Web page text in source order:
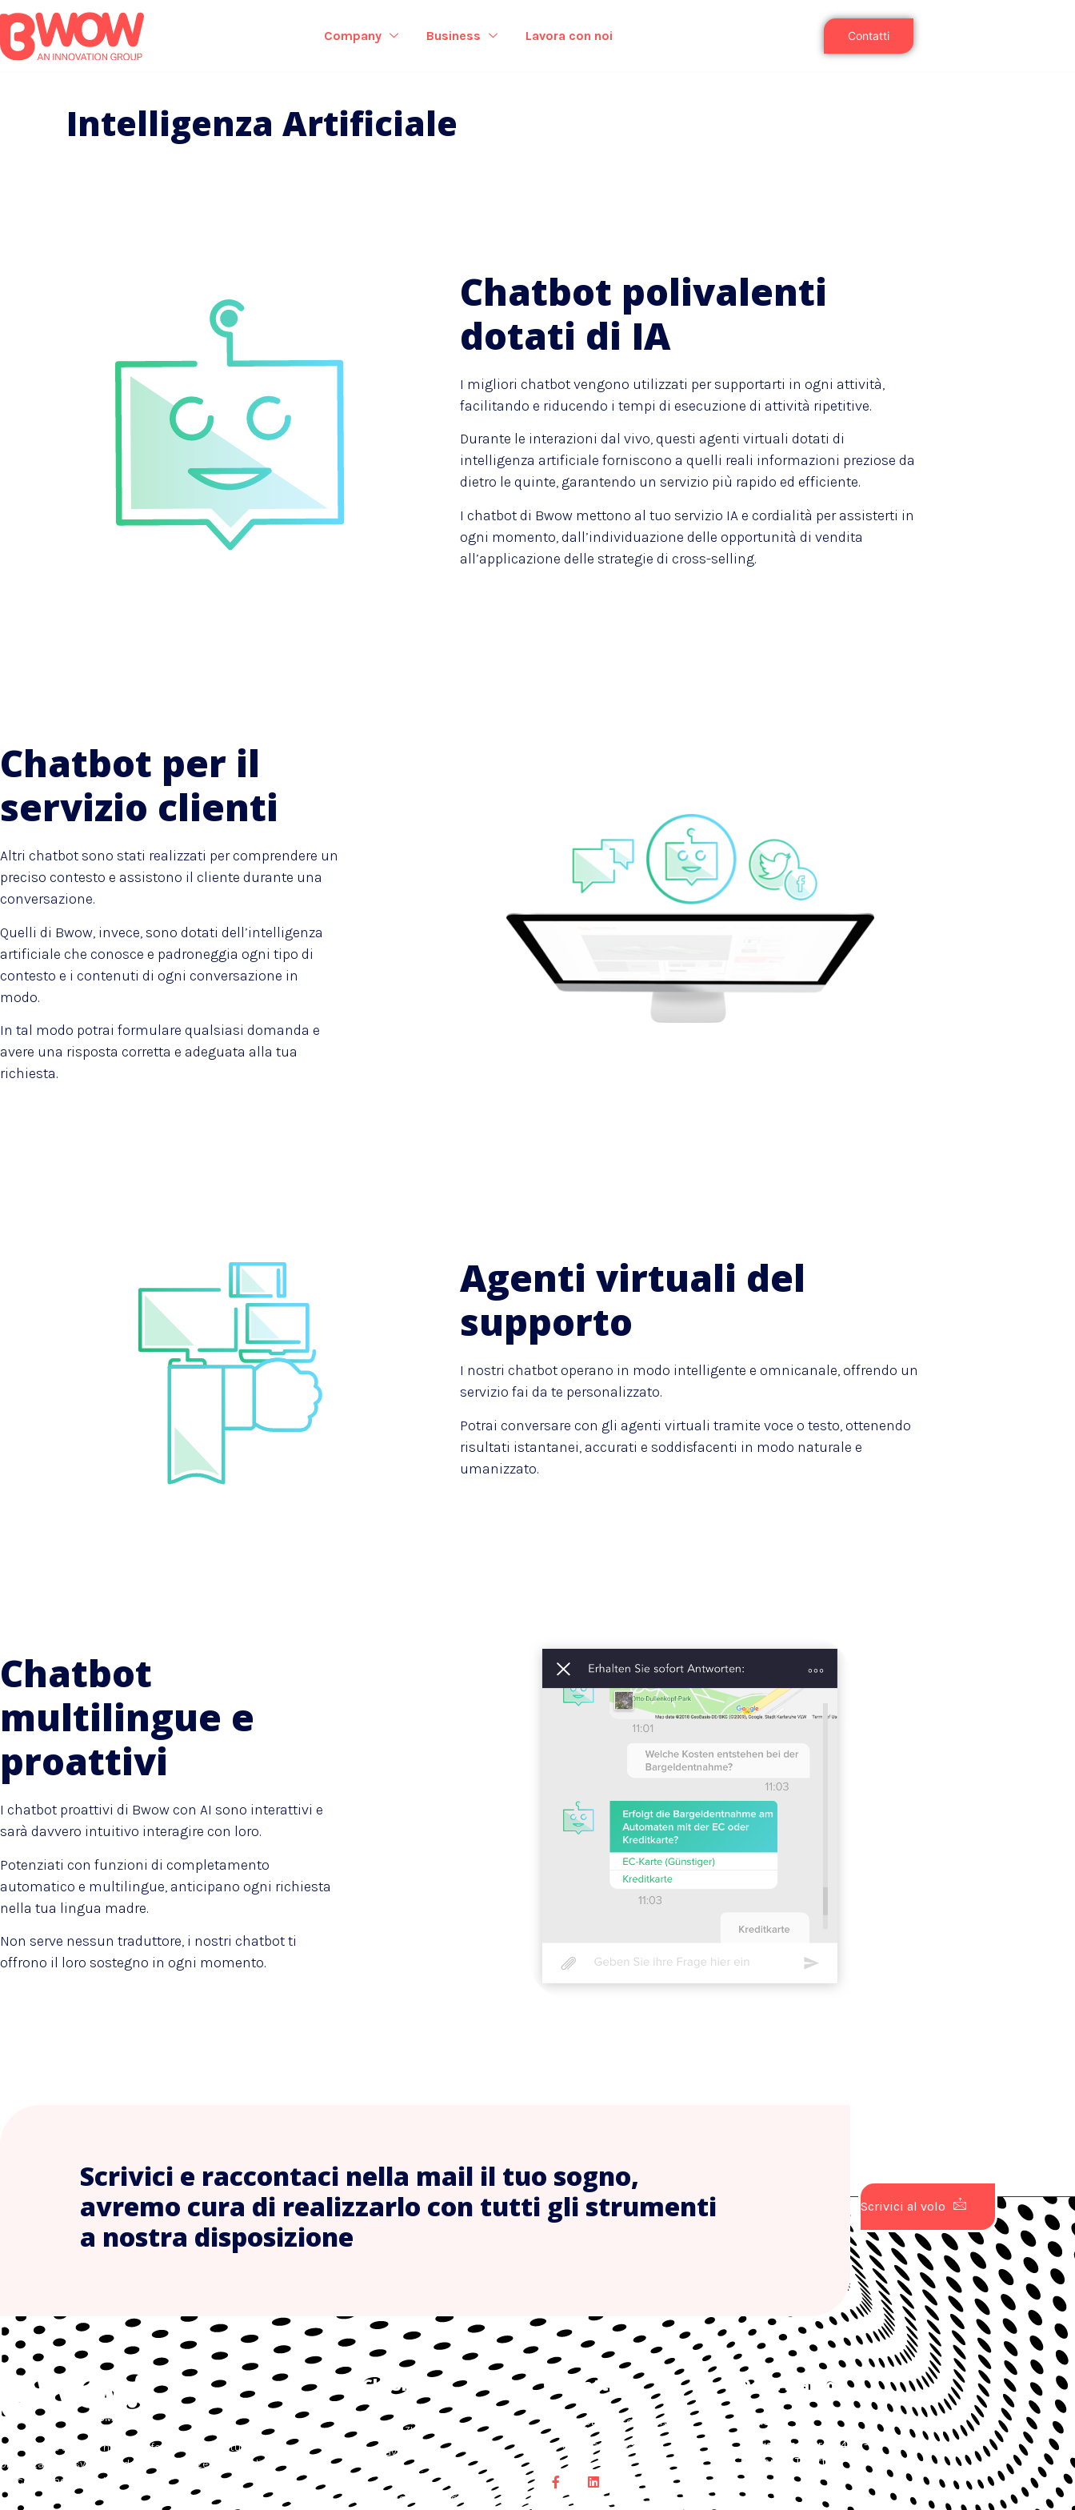
Company Business Lavora con noi Contatti
Intelligenza Artificiale
Chatbot polivalenti
dotati di IA
I migliori chatbot vengono utilizzati per supportarti in ogni attività,
facilitando e riducendo i tempi di esecuzione di attività ripetitive.
Durante le interazioni dal vivo, questi agenti virtuali dotati di
intelligenza artificiale forniscono a quelli reali informazioni preziose da
dietro le quinte, garantendo un servizio più rapido ed efficiente.
I chatbot di Bwow mettono al tuo servizio IA e cordialità per assisterti in
ogni momento, dall’individuazione delle opportunità di vendita
all’applicazione delle strategie di cross-selling.
Chatbot per il
servizio clienti
Altri chatbot sono stati realizzati per comprendere un
preciso contesto e assistono il cliente durante una
conversazione.
Quelli di Bwow, invece, sono dotati dell’intelligenza
artificiale che conosce e padroneggia ogni tipo di
contesto e i contenuti di ogni conversazione in
modo.
In tal modo potrai formulare qualsiasi domanda e
avere una risposta corretta e adeguata alla tua
richiesta.
Agenti virtuali del
supporto
I nostri chatbot operano in modo intelligente e omnicanale, offrendo un
servizio fai da te personalizzato.
Potrai conversare con gli agenti virtuali tramite voce o testo, ottenendo
risultati istantanei, accurati e soddisfacenti in modo naturale e
umanizzato.
Chatbot
multilingue e
proattivi
I chatbot proattivi di Bwow con AI sono interattivi e
sarà davvero intuitivo interagire con loro.
Potenziati con funzioni di completamento
automatico e multilingue, anticipano ogni richiesta
nella tua lingua madre.
Non serve nessun traduttore, i nostri chatbot ti
offrono il loro sostegno in ogni momento.
Scrivici e raccontaci nella mail il tuo sogno,
avremo cura di realizzarlo con tutti gli strumenti
a nostra disposizione
Scrivici al volo
Guidiamo le aziende nella loro forma digitale studiando,
progettando e sviluppando sulle esigenze dei singoli
processi che la caratterizzano,
Chi Siamo
Servizi
Lavora con noi
Contatti
Whistleblowing
Contatti
info@bwowsolution.it
+39 375 697 0388
Dove Siamo
Roma
Via Giacomo Peroni 400 -
Tecnopolo Tiburtino